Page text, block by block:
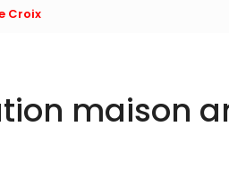
Croix
maison